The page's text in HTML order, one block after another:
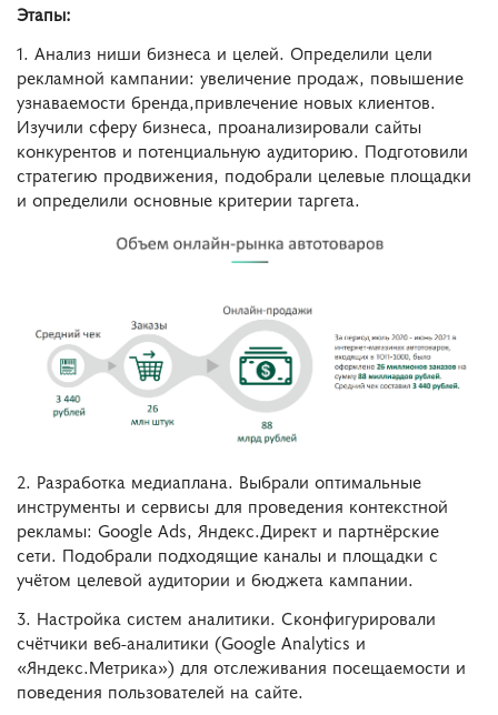
Этапы:
1. Анализ ниши бизнеса и целей. Определили цели
рекламной кампании: увеличение продаж, повышение
узнаваемости бренда,привлечение новых клиентов.
Изучили сферу бизнеса, проанализировали сайты
конкурентов и потенциальную аудиторию. Подготовили
стратегию продвижения, подобрали целевые площадки
и определили основные критерии таргета.
2. Разработка медиаплана. Выбрали оптимальные
инструменты и сервисы для проведения контекстной
рекламы: Google Ads, Яндекс.Директ и партнёрские
сети. Подобрали подходящие каналы и площадки с
учётом целевой аудитории и бюджета кампании.
3. Настройка систем аналитики. Сконфигурировали
счётчики веб-аналитики (Google Analytics и
«Яндекс.Метрика») для отслеживания посещаемости и
поведения пользователей на сайте.